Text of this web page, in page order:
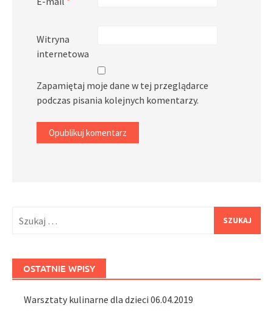
Witryna
internetowa
Zapamiętaj moje dane w tej przeglądarce
podczas pisania kolejnych komentarzy.
OSTATNIE WPISY
Warsztaty kulinarne dla dzieci 06.04.2019